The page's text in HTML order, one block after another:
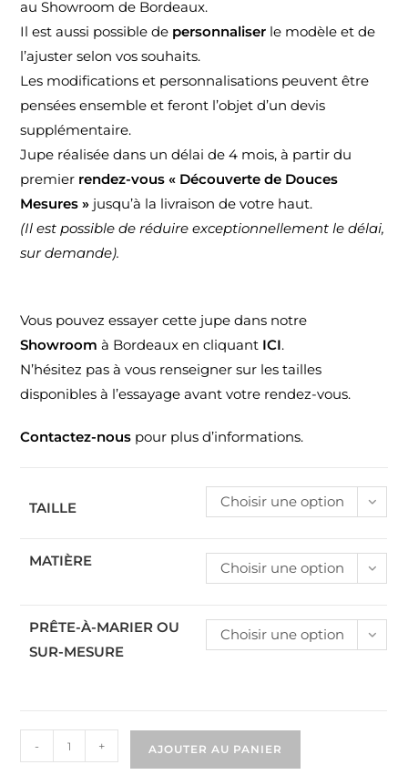
auShowroom de Bordeaux.
Il est aussi possible de personnaliser le modèle et de
l’ajuster selon vos souhaits.
Les modifications et personnalisations peuvent être
pensées ensemble et feront l’objet d’un devis
supplémentaire.
Jupe réalisée dans un délai de 4 mois, à partir du
premier rendez-vous « Découverte de Douces
Mesures » jusqu’à la livraison de votre haut.
(Il est possible de réduire exceptionnellement le délai,
sur demande).
Vous pouvez essayer cette jupe dans notre
Showroomà Bordeaux en cliquant ICI.
N’hésitez pas à vous renseigner sur les tailles
disponibles à l’essayage avant votre rendez-vous.
Contactez-nous pour plus d’informations.
TAILLE Choisir une option
MATIÈRE Choisir une option
PRÊTE-À-MARIER OU
SUR-MESURE
Choisir une option
- + AJOUTER AU PANIER